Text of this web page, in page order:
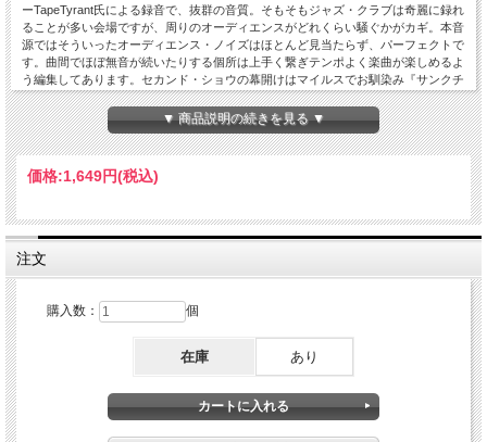
ーTapeTyrant氏による録音で、抜群の音質。そもそもジャズ・クラブは奇麗に録れ
ることが多い会場ですが、周りのオーディエンスがどれくらい騒ぐかがカギ。本音
源ではそういったオーディエンス・ノイズはほとんど見当たらず、パーフェクトで
す。曲間でほぼ無音が続いたりする個所は上手く繋ぎテンポよく楽曲が楽しめるよ
う編集してあります。セカンド・ショウの幕開けはマイルスでお馴染み『サンクチ
ュアリ』のフレーズを聴いてバンドが始まり、それに乗せてイントロ・アナウンス
が入りますが、これがまた抜群にカッコいい。ファーストとセカンド、それぞれの
ショウでセットリストも結構変えられているので嬉しいカップリング・アイテム。
ショーターの演奏は静かな個所も多いためオーディエンス音源はあまり良くないも
のが多く、その中で本アイテムはショーターのオーディエンス音源最高峰と言って
過言でないく必聴です。Recorded Live at Blue Note, New York City, NY, January
THREE MARIAS 2. LUSH LIFE 3. VIRGO RISING 4. STELLA BY STARLIGHT 5.
JOY RIDER 6. ENDANGERED SPECIES DISC 2 (Late Show // 76 min) 1.
SANCTUARY 2. LUSH LIFE 3. BALLROOM IN THE SKY 4. FOOTPRINTS -
BALLROOM IN THE SKY 5. OVER SHADOW HILL WAY 6. FACE ON THE
saxophone, soprano saxophone Mitchel Forman - keyboards Tracy Wormworth -
bass Terri Lyne Carrington - drums Frank Stallone - percussion
▼ 商品説明の続きを見る ▼
価格:1,649円(税込)
注文
購入数： 個
在庫 あり